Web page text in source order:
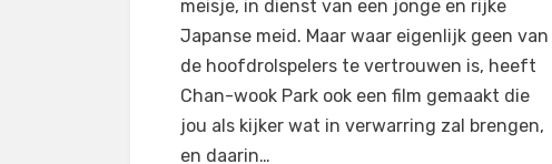
–
2016)
meisje, in dienst van een jonge en rijke
Japanse meid. Maar waar eigenlijk geen van
de hoofdrolspelers te vertrouwen is, heeft
Chan-wook Park ook een film gemaakt die
jou als kijker wat in verwarring zal brengen,
en daarin…